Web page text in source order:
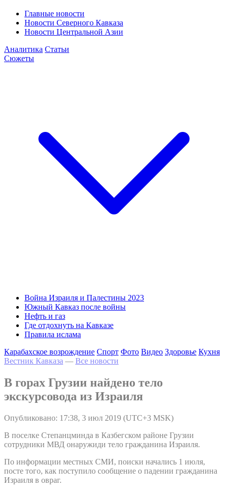
Главные новости
Новости Северного Кавказа
Новости Центральной Азии
Аналитика Статьи
Сюжеты
Война Израиля и Палестины 2023
Южный Кавказ после войны
Нефть и газ
Где отдохнуть на Кавказе
Правила ислама
Карабахское возрождение Спорт Фото Видео Здоровье Кухня
Вестник Кавказа — Все новости
В горах Грузии найдено тело
экскурсовода из Израиля
Опубликовано: 17:38, 3 июл 2019 (UTC+3 MSK)
В поселке Степанцминда в Казбегском районе Грузии
сотрудники МВД онаружиди тело гражданина Израиля.
По информации местных СМИ, поиски начались 1 июля,
посте того, как поступило сообщение о падении гражданина
Израиля в овраг.